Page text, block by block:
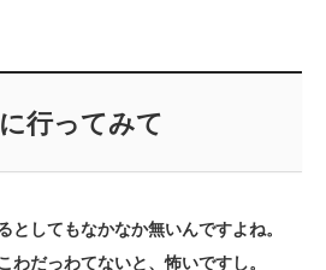
行ってみて
としてもなかなか無いんですよね。
わだっわてないと、怖いですし。